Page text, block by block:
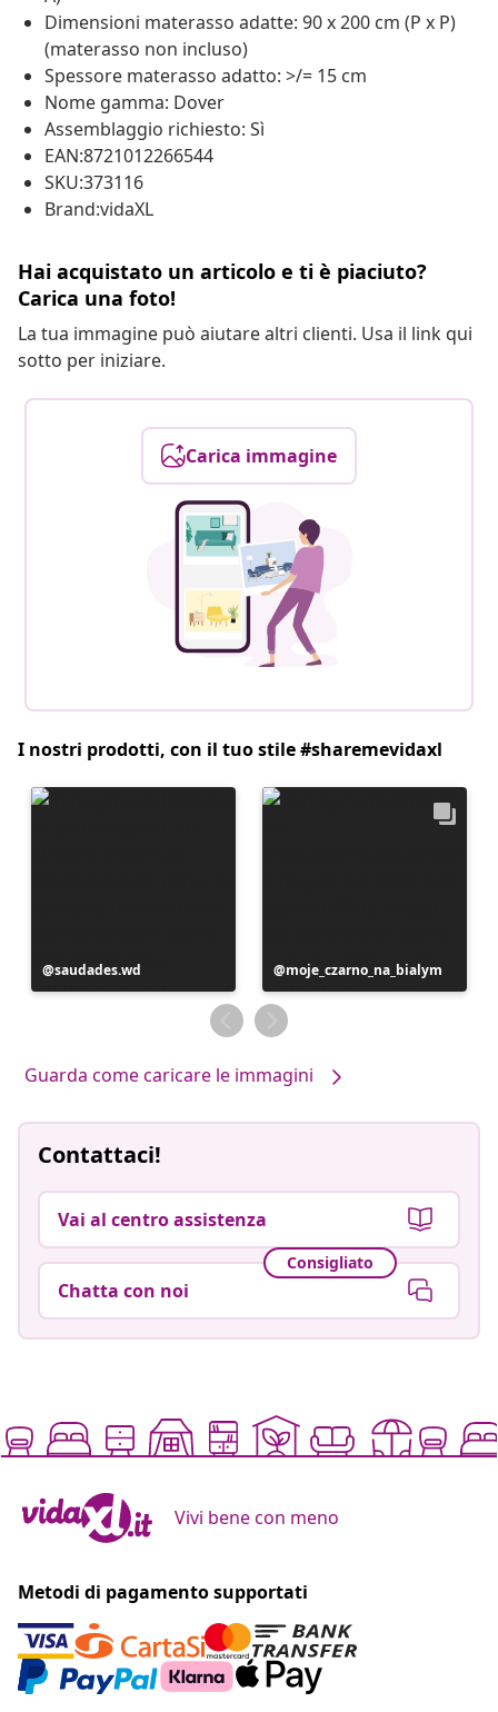
Dimensioni materasso adatte: 90 x 200 cm (P x P)
(materasso non incluso)
Spessore materasso adatto: >/= 15 cm
Nome gamma: Dover
Assemblaggio richiesto: Sì
EAN:8721012266544
SKU:373116
Brand:vidaXL
Hai acquistato un articolo e ti è piaciuto?
Carica una foto!
La tua immagine può aiutare altri clienti. Usa il link qui
sotto per iniziare.
Carica immagine
I nostri prodotti, con il tuo stile #sharemevidaxl
Post
pubblicato
saudades.wd
Post
pubblicato
da
moje_czarno_na_bialym
Guarda come caricare le immagini
Contattaci!
Vai al centro assistenza
Consigliato
Chatta con noi
Vivi bene con meno
Metodi di pagamento supportati